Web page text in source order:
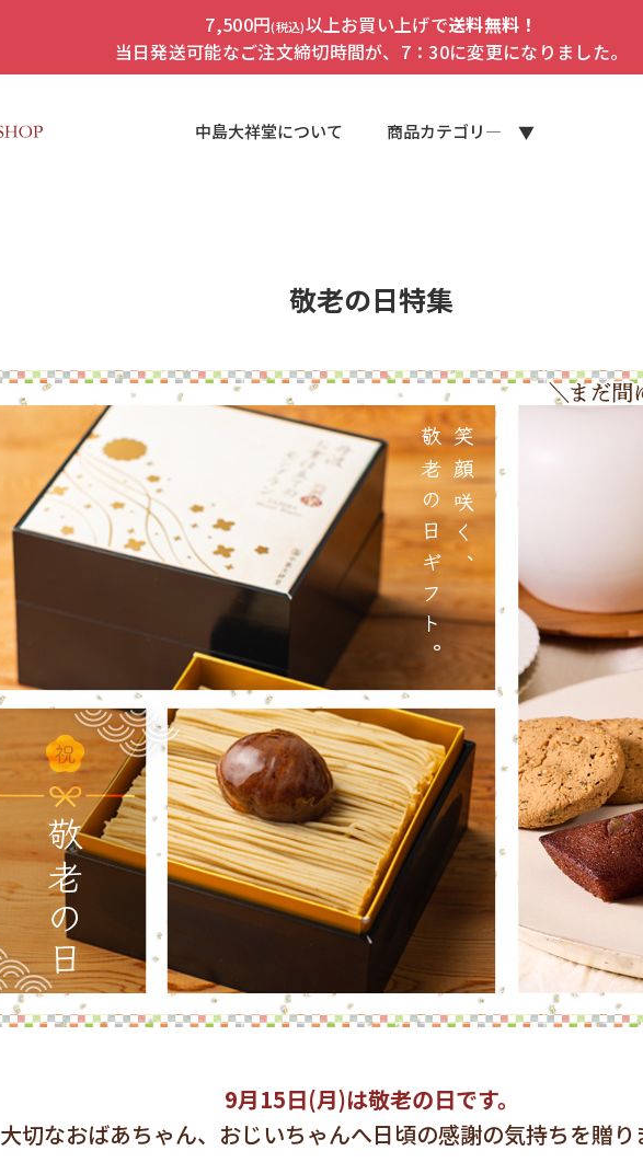
7,500円(税込)以上お買い上げで送料無料！
当日発送可能なご注文締切時間が、7：30に変更になりました。
中島大祥堂について 商品カテゴリ―
敬老の日特集
9月15日(月)は敬老の日です。
大切なおばあちゃん、おじいちゃんへ日頃の感謝の気持ちを贈り